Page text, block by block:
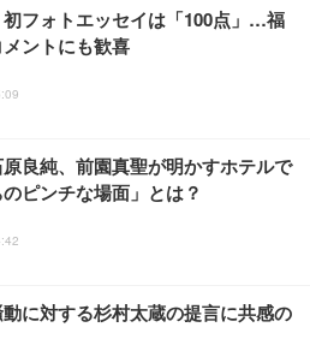
フォトエッセイは「100点」…福
ントにも歓喜
原良純、前園真聖が明かすホテルで
のピンチな場面」とは？
に対する杉村太蔵の提言に共感の